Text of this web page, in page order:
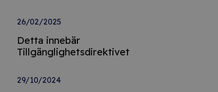
26/02/2025
Detta innebär
Tillgänglighetsdirektivet
29/10/2024